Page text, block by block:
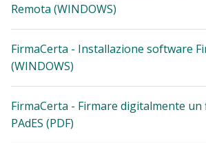
Remota (WINDOWS)
FirmaCerta - Installazione software
(WINDOWS)
FirmaCerta - Firmare digitalmente
PAdES (PDF)